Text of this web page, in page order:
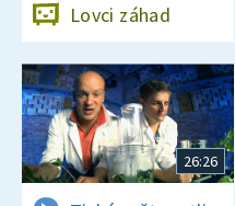
Lovci záhad
26:26